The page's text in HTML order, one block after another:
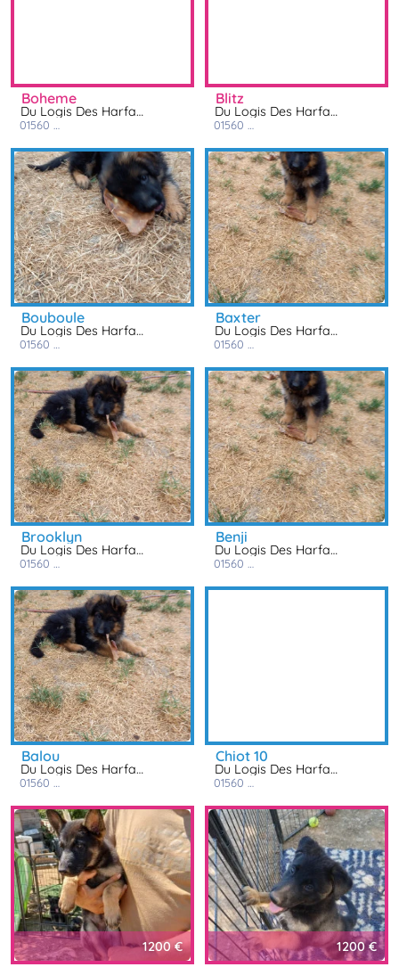
boheme
Du Logis Des Harfangs
01560
blitz
Du Logis Des Harfangs
01560
bouboule
Du Logis Des Harfangs
01560
baxter
Du Logis Des Harfangs
01560
brooklyn
Du Logis Des Harfangs
01560
benji
Du Logis Des Harfangs
01560
balou
Du Logis Des Harfangs
01560
chiot 10
Du Logis Des Harfangs
01560
1200 € 1200 €